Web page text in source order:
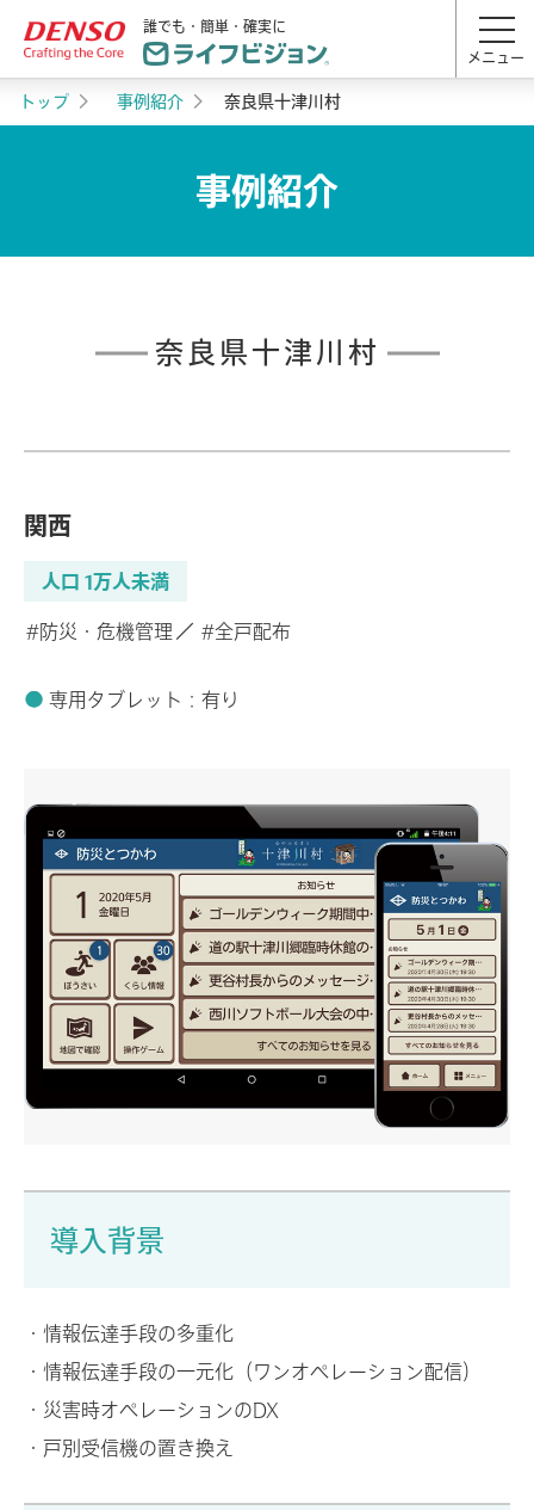
誰でも・簡単・確実に
メニュー
トップ 事例紹介 奈良県十津川村
事例紹介
奈良県十津川村
関西
人口 1万人未満
#防災・危機管理 #全戸配布
専用タブレット：有り
導入背景
・情報伝達手段の多重化
・情報伝達手段の一元化（ワンオペレーション配信）
・災害時オペレーションのDX
・戸別受信機の置き換え